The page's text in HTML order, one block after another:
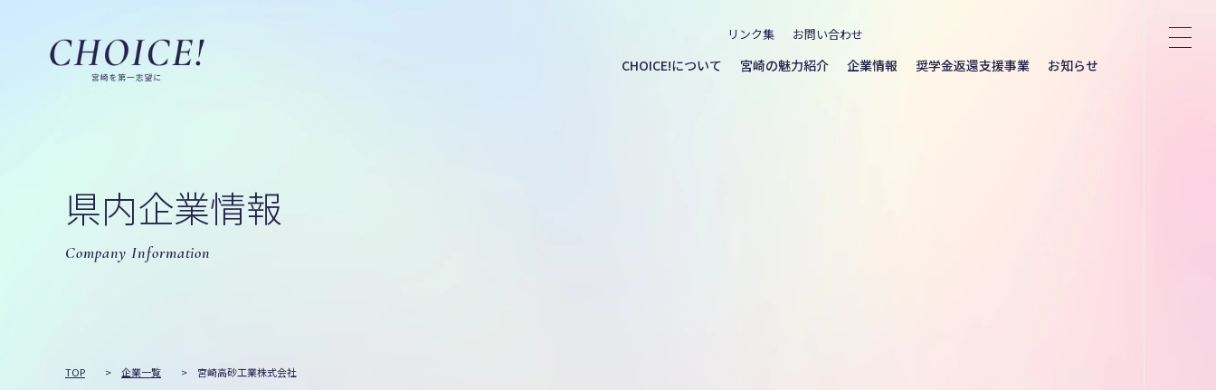
リンク集 お問い合わせ
CHOICE!について 宮崎の魅力紹介 企業情報 奨学金返還支援事業 お知らせ
県内企業情報
Company Information
TOP > 企業一覧 > 宮崎高砂工業株式会社